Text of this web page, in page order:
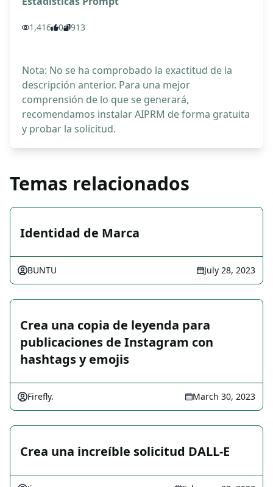
1,416 0 913
Nota: No se ha comprobado la exactitud de la
descripción anterior. Para una mejor
comprensión de lo que se generará,
recomendamos instalar AIPRM de forma gratuita
y probar la solicitud.
Temas relacionados
Identidad de Marca
BUNTU July 28, 2023
Crea una copia de leyenda para
publicaciones de Instagram con
hashtags y emojis
Firefly. March 30, 2023
Crea una increíble solicitud DALL-E